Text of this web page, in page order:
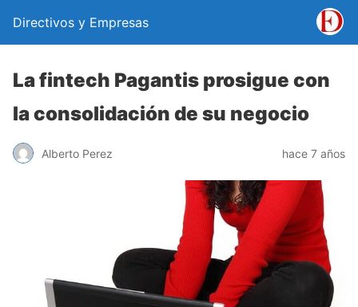
Directivos y Empresas
La fintech Pagantis prosigue con
la consolidación de su negocio
Alberto Perez hace 7 años